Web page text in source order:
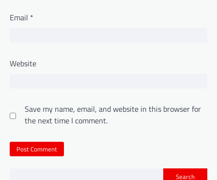
Email *
Website
Save my name, email, and website in this browser for
the next time I comment.
Search